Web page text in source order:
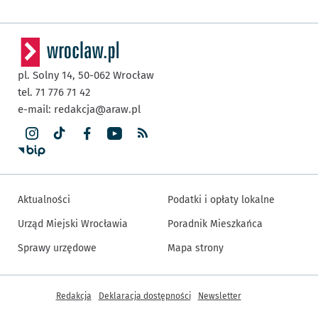
pl. Solny 14, 50-062 Wrocław
tel. 71 776 71 42
e-mail: redakcja@araw.pl
Aktualności
Urząd Miejski Wrocławia
Sprawy urzędowe
Podatki i opłaty lokalne
Poradnik Mieszkańca
Mapa strony
Inne informacje
Redakcja Deklaracja dostępności Newsletter